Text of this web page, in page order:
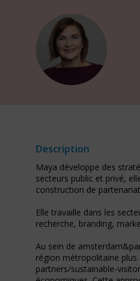
MJ
Description
Maya développe des
secteurs public et privé,
construction de
Elle travaille dans les
recherche, branding,
Au sein de
région métropolitaine plus
partners/sustainable-